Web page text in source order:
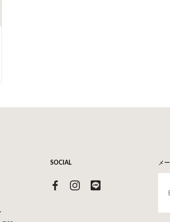
メ
SOCIAL